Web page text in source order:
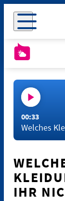
00:33
Welches
IHR